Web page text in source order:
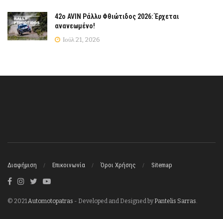
42ο AVIN Ράλλυ Φθιώτιδος 2026: Έρχεται
ανανεωμένο!
Ιούλ 21, 2026
Διαφήμιση Επικοινωνία Όροι Χρήσης Sitemap
© 2021Automotopatras - Developed and Designed byPantelis Sarras.